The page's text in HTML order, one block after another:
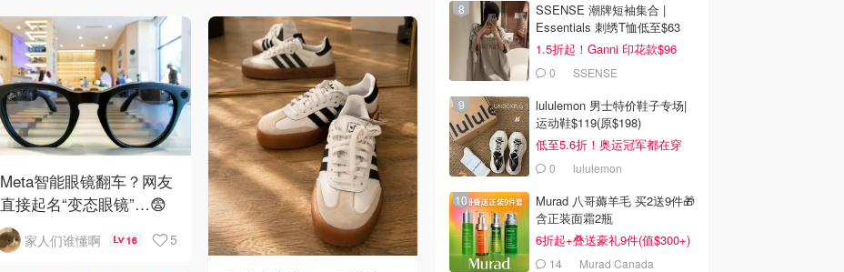
Meta智能眼镜翻车？网友
直接起名“变态眼镜”…😨
家人们谁懂啊 16 5
SSENSE 潮牌短袖集合 |
Essentials 刺绣T恤低至$63
1.5折起！Ganni 印花款$96
0 SSENSE
lululemon 男士特价鞋子专场|
运动鞋$119(原$198)
低至5.6折！奥运冠军都在穿
0 lululemon
Murad 八哥薅羊毛 买2送9件🎁
含正装面霜2瓶
6折起+叠送豪礼9件(值$300+)
14 Murad Canada